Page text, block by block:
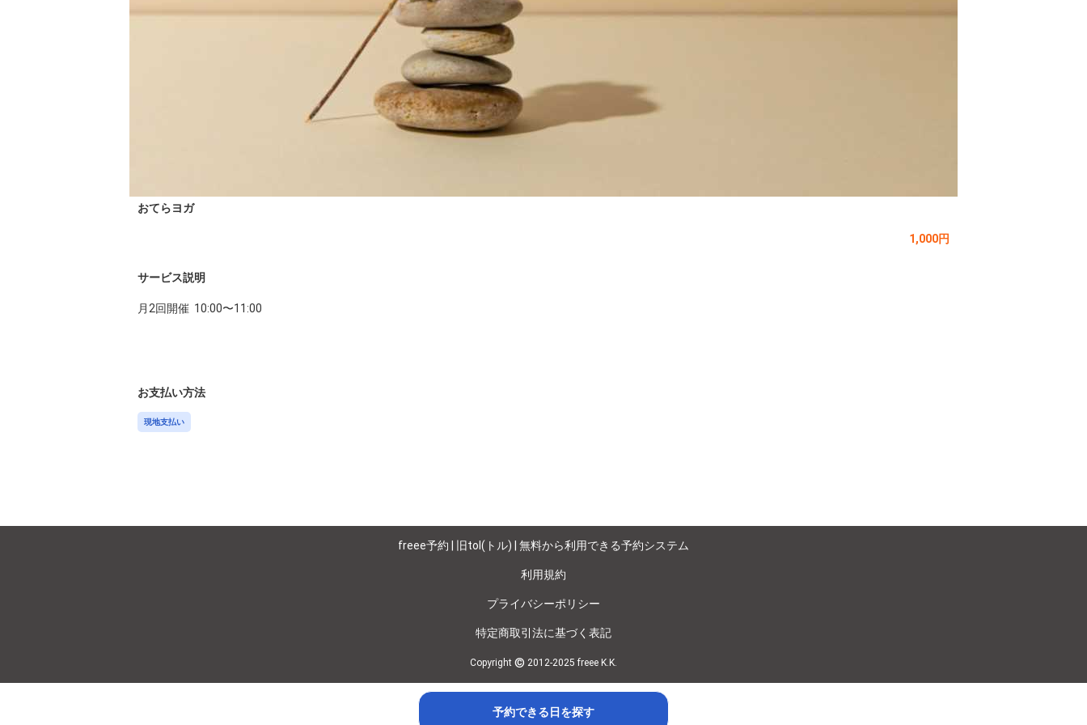
おてらヨガ
1,000円
サービス説明
月2回開催  10:00〜11:00
お支払い方法
現地支払い
予約できる日を探す
freee予約 | 旧tol(トル) | 無料から利用できる予約システム
利用規約
プライバシーポリシー
特定商取引法に基づく表記
Copyright © 2012-2025 freee K.K.